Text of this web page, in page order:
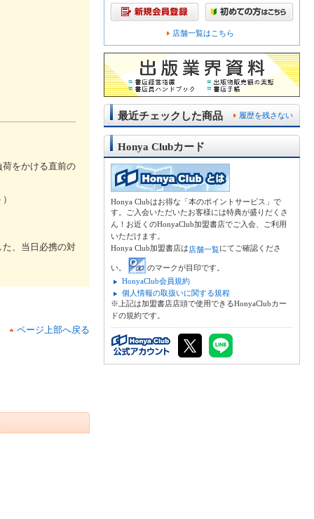
をかける直前の
、当日必携の対
ページ上部へ戻る
店舗一覧はこちら
履歴を残さない
最近チェックした商品
Honya Clubカード
Honya Clubはお得な「本のポイントサービス」で
す。ご入会いただいたお客様には特典が盛りだくさ
ん！お近くのHonyaClub加盟書店でご入会、ご利用
いただけます。
Honya Club加盟書店は店舗一覧にてご確認くださ
い。
のマークが目印です。
HonyaClub会員規約
個人情報の取扱いに関する規程
※上記は加盟書店店頭で使用できるHonyaClubカー
ドの規約です。